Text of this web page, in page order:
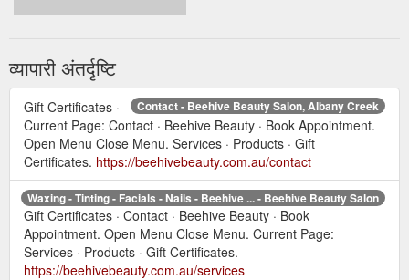
व्यापारी अंतर्दृष्टि
Contact - Beehive Beauty Salon, Albany Creek
Gift Certificates ·
Current Page: Contact · Beehive Beauty · Book Appointment.
Open Menu Close Menu. Services · Products · Gift
Certificates. https://beehivebeauty.com.au/contact
Waxing - Tinting - Facials - Nails - Beehive ... - Beehive Beauty Salon
Gift Certificates · Contact · Beehive Beauty · Book
Appointment. Open Menu Close Menu. Current Page:
Services · Products · Gift Certificates.
https://beehivebeauty.com.au/services